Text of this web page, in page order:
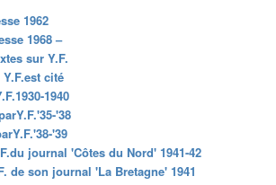
1962
1968 –
sur Y.F.
cité
1940
'38
'39
journal 'Côtes du Nord' 1941-42
de son journal 'La Bretagne' 1941